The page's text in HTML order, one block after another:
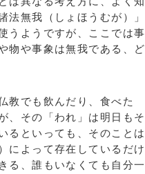
法無我（しょほうむが）」
うようですが、ここでは事
物や事象は無我である、ど
教でも飲んだり、食べた
、その「われ」は明日もそ
るといっても、そのことは
によって存在しているだけ
る、誰もいなくても自分一